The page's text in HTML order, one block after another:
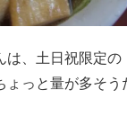
は、土日祝限定
ょっと量が多そう